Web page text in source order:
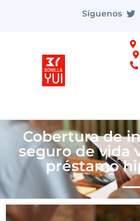
Síguenos
Cobertura de
seguro de vida
préstamo